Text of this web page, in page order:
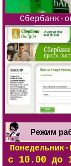
Сбербанк-
Режим
с 10.00 до